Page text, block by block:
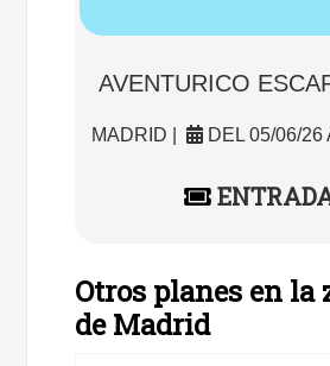
AVENTURICO
MADRID | DEL 05/06/26
Otros planes en la
de Madrid